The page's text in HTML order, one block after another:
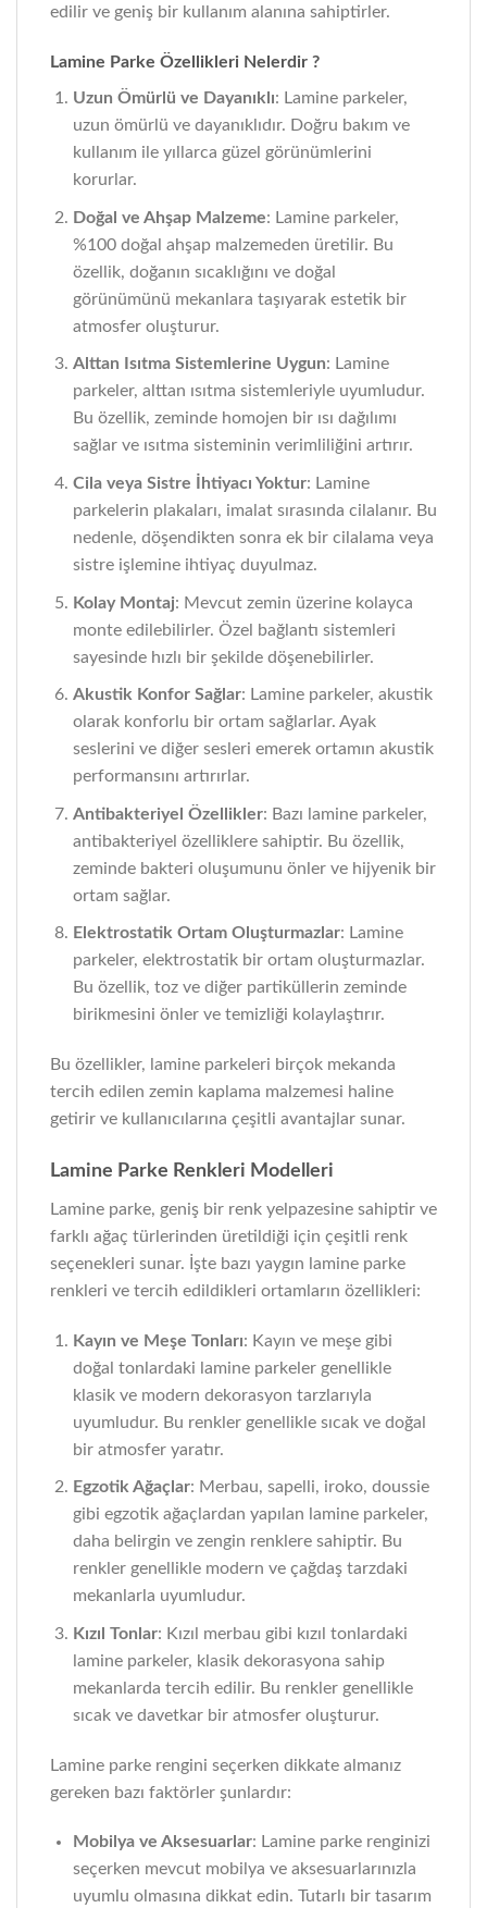
edilir ve geniş bir kullanım alanına sahiptirler.
Lamine Parke Özellikleri Nelerdir ?
Uzun Ömürlü ve Dayanıklı: Lamine parkeler,
uzun ömürlü ve dayanıklıdır. Doğru bakım ve
kullanım ile yıllarca güzel görünümlerini
korurlar.
Doğal ve Ahşap Malzeme: Lamine parkeler,
%100 doğal ahşap malzemeden üretilir. Bu
özellik, doğanın sıcaklığını ve doğal
görünümünü mekanlara taşıyarak estetik bir
atmosfer oluşturur.
Alttan Isıtma Sistemlerine Uygun: Lamine
parkeler, alttan ısıtma sistemleriyle uyumludur.
Bu özellik, zeminde homojen bir ısı dağılımı
sağlar ve ısıtma sisteminin verimliliğini artırır.
Cila veya Sistre İhtiyacı Yoktur: Lamine
parkelerin plakaları, imalat sırasında cilalanır. Bu
nedenle, döşendikten sonra ek bir cilalama veya
sistre işlemine ihtiyaç duyulmaz.
Kolay Montaj: Mevcut zemin üzerine kolayca
monte edilebilirler. Özel bağlantı sistemleri
sayesinde hızlı bir şekilde döşenebilirler.
Akustik Konfor Sağlar: Lamine parkeler, akustik
olarak konforlu bir ortam sağlarlar. Ayak
seslerini ve diğer sesleri emerek ortamın akustik
performansını artırırlar.
Antibakteriyel Özellikler: Bazı lamine parkeler,
antibakteriyel özelliklere sahiptir. Bu özellik,
zeminde bakteri oluşumunu önler ve hijyenik bir
ortam sağlar.
Elektrostatik Ortam Oluşturmazlar: Lamine
parkeler, elektrostatik bir ortam oluşturmazlar.
Bu özellik, toz ve diğer partiküllerin zeminde
birikmesini önler ve temizliği kolaylaştırır.
Bu özellikler, lamine parkeleri birçok mekanda
tercih edilen zemin kaplama malzemesi haline
getirir ve kullanıcılarına çeşitli avantajlar sunar.
Lamine Parke Renkleri Modelleri
Lamine parke, geniş bir renk yelpazesine sahiptir ve
farklı ağaç türlerinden üretildiği için çeşitli renk
seçenekleri sunar. İşte bazı yaygın lamine parke
renkleri ve tercih edildikleri ortamların özellikleri:
Kayın ve Meşe Tonları: Kayın ve meşe gibi
doğal tonlardaki lamine parkeler genellikle
klasik ve modern dekorasyon tarzlarıyla
uyumludur. Bu renkler genellikle sıcak ve doğal
bir atmosfer yaratır.
Egzotik Ağaçlar: Merbau, sapelli, iroko, doussie
gibi egzotik ağaçlardan yapılan lamine parkeler,
daha belirgin ve zengin renklere sahiptir. Bu
renkler genellikle modern ve çağdaş tarzdaki
mekanlarla uyumludur.
Kızıl Tonlar: Kızıl merbau gibi kızıl tonlardaki
lamine parkeler, klasik dekorasyona sahip
mekanlarda tercih edilir. Bu renkler genellikle
sıcak ve davetkar bir atmosfer oluşturur.
Lamine parke rengini seçerken dikkate almanız
gereken bazı faktörler şunlardır:
Mobilya ve Aksesuarlar: Lamine parke renginizi
seçerken mevcut mobilya ve aksesuarlarınızla
uyumlu olmasına dikkat edin. Tutarlı bir tasarım